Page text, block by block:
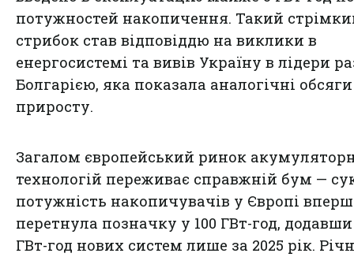
потужностей накопичення. Такий
стрибок став відповіддю на виклики в
енергосистемі та вивів Україну в лідери
Болгарією, яка показала аналогічні обсяги
приросту.
Загалом європейський ринок
технологій переживає справжній бум —
потужність накопичувачів у Європі
перетнула позначку у 100 ГВт-год, додавши
ГВт-год нових систем лише за 2025 рік.